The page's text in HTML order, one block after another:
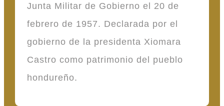
Junta Militar de Gobierno el 20 de
febrero de 1957. Declarada por el
gobierno de la presidenta Xiomara
Castro como patrimonio del pueblo
hondureño.